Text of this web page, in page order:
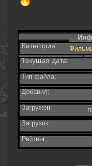
Категория:
Текущая дата:
Тип файла:
Добавил:
Загружен:
Загрузок:
Рейтинг: